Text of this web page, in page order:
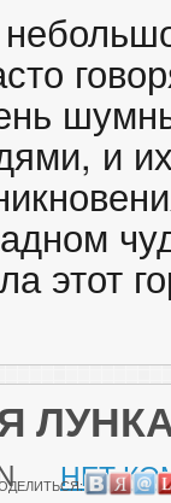
и
этот
НЕТ